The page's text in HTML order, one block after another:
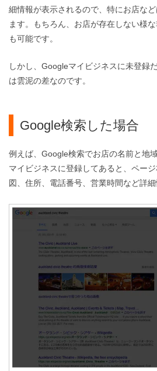
細情報が表示されるので、特にお店な
ます。もちろん、お店が存在しない様
も可能です。
しかし、 Googleマイビジネスに未登録
は雲泥の差なのです。
Google検索した場合
例えば、Google検索でお店の名前と地
マイビジネスに登録してあると、ペー
図、住所、電話番号、営業時間など詳細